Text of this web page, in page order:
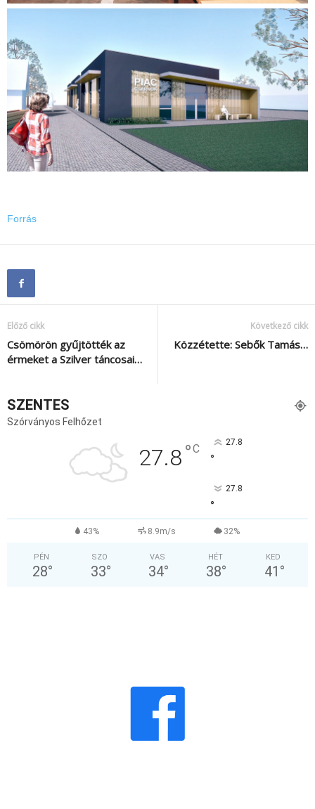
Forrás
Előző cikk
Csömörön gyűjtötték az
érmeket a Szilver táncosai…
Következő cikk
Közzétette: Sebők Tamás…
SZENTES
Szórványos Felhőzet
27.8°C 27.8
°
27.8
°
43% 8.9m/s 32%
PÉN
28°
SZO
33°
VAS
34°
HÉT
38°
KED
41 °